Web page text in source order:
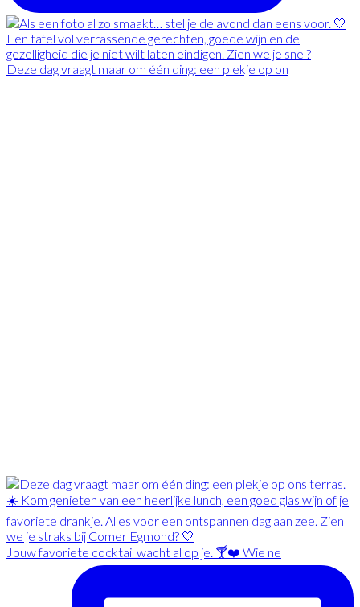
Deze dag vraagt maar om één ding: een plekje op on
Jouw favoriete cocktail wacht al op je. 🍸❤️ Wie ne